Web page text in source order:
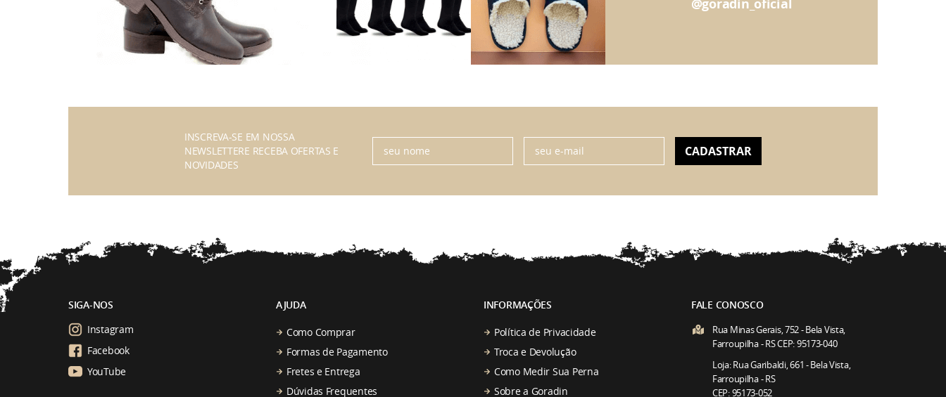
@goradin_oficial
INSCREVA-SE EM NOSSA
NEWSLETTERE RECEBA OFERTAS E
NOVIDADES
CADASTRAR
SIGA-NOS
Instagram
Facebook
YouTube
AJUDA
Como Comprar
Formas de Pagamento
Fretes e Entrega
Dúvidas Frequentes
INFORMAÇÕES
Política de Privacidade
Troca e Devolução
Como Medir Sua Perna
Sobre a Goradin
FALE CONOSCO
Rua Minas Gerais, 752 - Bela Vista,
Farroupilha - RS CEP: 95173-040
Loja: Rua Garibaldi, 661 - Bela Vista,
Farroupilha - RS
CEP: 95173-052